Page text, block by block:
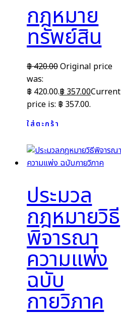
กฎหมาย
ทรัพย์สิน
฿420.00Original price
was:
฿ 420.00.฿ 357.00Current
price is: ฿ 357.00.
ใส่ตะกร้า
ประมวล
กฎหมายวิธี
พิจารณา
ความแพ่ง
ฉบับ
กายวิภาค